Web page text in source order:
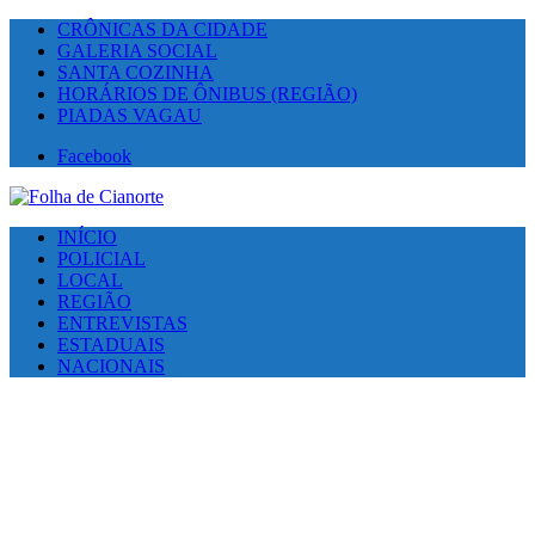
CRÔNICAS DA CIDADE
GALERIA SOCIAL
SANTA COZINHA
HORÁRIOS DE ÔNIBUS (REGIÃO)
PIADAS VAGAU
Facebook
INÍCIO
POLICIAL
LOCAL
REGIÃO
ENTREVISTAS
ESTADUAIS
NACIONAIS